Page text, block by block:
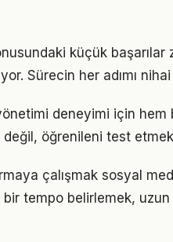
küçük
Sürecin her adımı
deneyimi için
öğrenileni test
çalışmak sosyal
tempo belirlemek,